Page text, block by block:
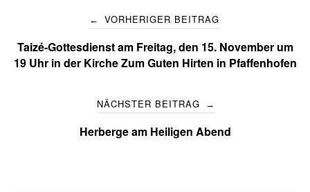
navigation
← VORHERIGER BEITRAG
Taizé-Gottesdienst am Freitag, den 15. November um
19 Uhr in der Kirche Zum Guten Hirten in Pfaffenhofen
NÄCHSTER BEITRAG →
Herberge am Heiligen Abend